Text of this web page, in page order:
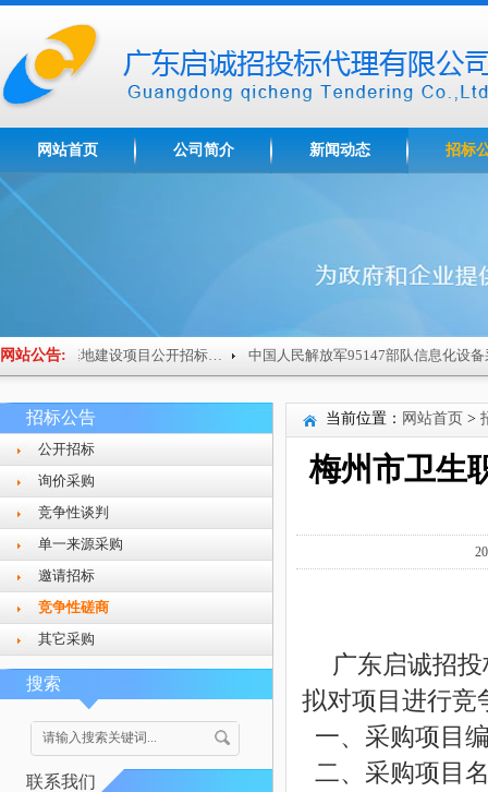
网站首页 公司简介 新闻动态 招标
网站公告: 梅州市技师学院南粤家政基地建设项目公开招标公告
招标公告
公开招标
询价采购
竞争性谈判
单一来源采购
邀请招标
竞争性磋商
其它采购
搜索
联系我们
当前位置： 网站首页 >
梅州市卫生
广东启诚招
拟对项目进行竞
一、采购项目
二、采购项目